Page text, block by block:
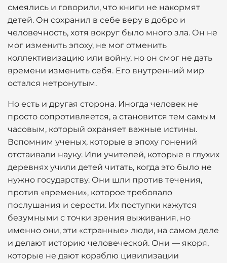
смеялись и говорили, что книги не накормят
детей. Он сохранил в себе веру в добро и
человечность, хотя вокруг было много зла. Он не
мог изменить эпоху, не мог отменить
коллективизацию или войну, но он смог не дать
времени изменить себя. Его внутренний мир
остался нетронутым.
Но есть и другая сторона. Иногда человек не
просто сопротивляется, а становится тем самым
часовым, который охраняет важные истины.
Вспомним ученых, которые в эпоху гонений
отстаивали науку. Или учителей, которые в глухих
деревнях учили детей читать, когда это было не
нужно государству. Они шли против течения,
против «времени», которое требовало
послушания и серости. Их поступки кажутся
безумными с точки зрения выживания, но
именно они, эти «странные» люди, на самом деле
и делают историю человеческой. Они — якоря,
которые не дают кораблю цивилизации